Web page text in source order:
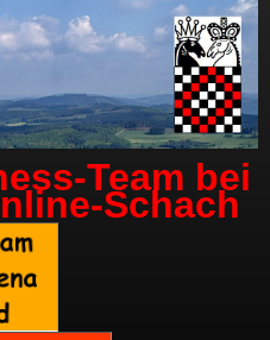
Team bei
Schach